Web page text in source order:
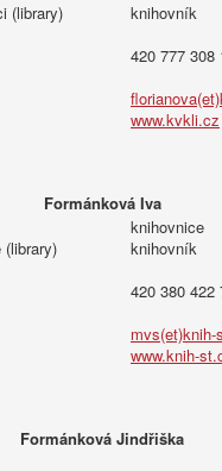
(library)
knihovník
420 777 308
www.kvkli.cz
Formánková Iva
(library)
knihovnice
knihovník
420 380 422
www.knih-
Formánková Jindřiška